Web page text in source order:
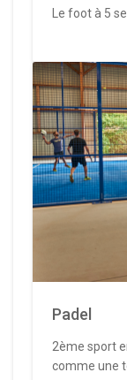
Le foot à 5
Padel
2ème sport
comme une